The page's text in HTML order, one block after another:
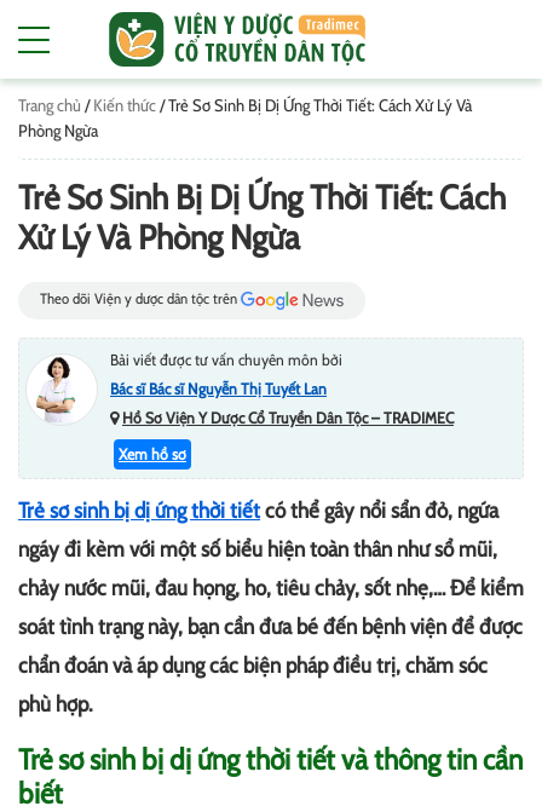
Trang chủ /Kiến thức/Trẻ Sơ Sinh Bị Dị Ứng Thời Tiết: Cách Xử Lý Và
Phòng Ngừa
Trẻ Sơ Sinh Bị Dị Ứng Thời Tiết: Cách
Xử Lý Và Phòng Ngừa
Theo dõi Viện y dược dân tộc trên
Bài viết được tư vấn chuyên môn bởi
Bác sĩ Bác sĩ Nguyễn Thị Tuyết Lan
Hồ Sơ Viện Y Dược Cổ Truyền Dân Tộc – TRADIMEC
Xem hồ sơ
Trẻ sơ sinh bị dị ứng thời tiếtcó thể gây nổi sẩn đỏ, ngứa
ngáy đi kèm với một số biểu hiện toàn thân như sổ mũi,
chảy nước mũi, đau họng, ho, tiêu chảy, sốt nhẹ,… Để kiểm
soát tình trạng này, bạn cần đưa bé đến bệnh viện để được
chẩn đoán và áp dụng các biện pháp điều trị, chăm sóc
phù hợp.
Trẻ sơ sinh bị dị ứng thời tiết và thông tin cần
biết